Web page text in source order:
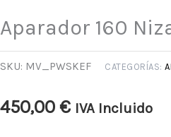
Aparador 160
SKU: MV_PWSKEF CATEGORÍAS:
450,00 € IVA Incluido
cantidad